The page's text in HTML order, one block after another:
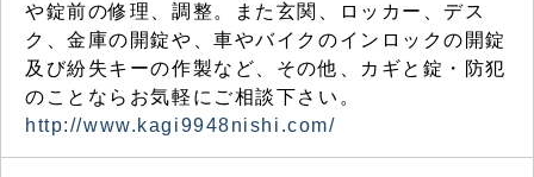
や錠前の修理、調整。また玄関、ロッカー、デス
ク、金庫の開錠や、車やバイクのインロックの開錠
及び紛失キーの作製など、その他、カギと錠・防犯
のことならお気軽にご相談下さい。
http://www.kagi9948nishi.com/